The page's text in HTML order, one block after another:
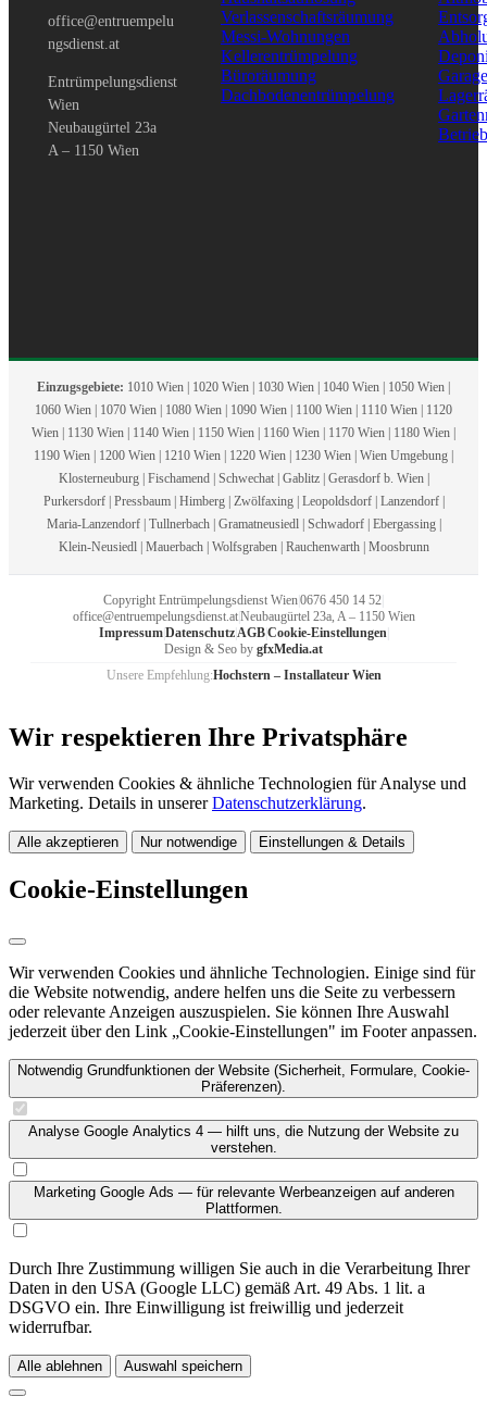
office@entruempelu
ngsdienst.at
Entrümpelungsdienst
Wien
Neubaugürtel 23a
A – 1150 Wien
Verlassenschaftsräumung
Messi-Wohnungen
Kellerentrümpelung
Büroräumung
Dachbodenentrümpelung
Einzugsgebiete: 1010 Wien | 1020 Wien | 1030 Wien | 1040 Wien | 1050 Wien |
1060 Wien | 1070 Wien | 1080 Wien | 1090 Wien | 1100 Wien | 1110 Wien | 1120
Wien | 1130 Wien | 1140 Wien | 1150 Wien | 1160 Wien | 1170 Wien | 1180 Wien |
1190 Wien | 1200 Wien | 1210 Wien | 1220 Wien | 1230 Wien | Wien Umgebung |
Klosterneuburg | Fischamend | Schwechat | Gablitz | Gerasdorf b. Wien |
Purkersdorf | Pressbaum | Himberg | Zwölfaxing | Leopoldsdorf | Lanzendorf |
Maria-Lanzendorf | Tullnerbach | Gramatneusiedl | Schwadorf | Ebergassing |
Klein-Neusiedl | Mauerbach | Wolfsgraben | Rauchenwarth | Moosbrunn
Copyright Entrümpelungsdienst Wien0676 450 14 52
office@entruempelungsdienst.at|Neubaugürtel 23a, A – 1150 Wien
Impressum|Datenschutz|AGB|Cookie-Einstellungen|
Design & Seo by gfxMedia.at
Unsere Empfehlung:Hochstern – Installateur Wien
Wir respektieren Ihre Privatsphäre
Wir verwenden Cookies & ähnliche Technologien für Analyse und
Marketing. Details in unsererDatenschutzerklärung.
Alle akzeptieren Nur notwendige Einstellungen & Details
Cookie-Einstellungen
Wir verwenden Cookies und ähnliche Technologien. Einige sind für
die Website notwendig, andere helfen uns die Seite zu verbessern
oder relevante Anzeigen auszuspielen. Sie können Ihre Auswahl
jederzeit über den Link „Cookie-Einstellungen" im Footer anpassen.
Notwendig Grundfunktionen der Website (Sicherheit, Formulare, Cookie-
Präferenzen).
Analyse Google Analytics 4 — hilft uns, die Nutzung der Website zu
verstehen.
Marketing Google Ads — für relevante Werbeanzeigen auf anderen
Plattformen.
Durch Ihre Zustimmung willigen Sie auch in die Verarbeitung Ihrer
Daten in den USA (Google LLC) gemäß Art. 49 Abs. 1 lit. a
DSGVO ein. Ihre Einwilligung ist freiwillig und jederzeit
widerrufbar.
Alle ablehnen Auswahl speichern